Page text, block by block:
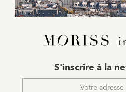
mail
S'inscrire à la